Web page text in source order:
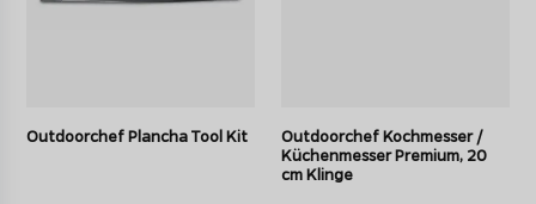
Outdoorchef Plancha Tool Kit
Outdoorchef Kochmesser /
Küchenmesser Premium, 20
cm Klinge